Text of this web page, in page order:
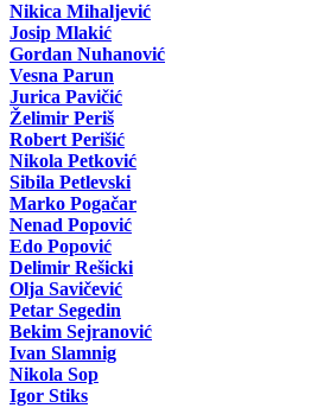
Nikica Mihaljević
Josip Mlakić
Gordan Nuhanović
Vesna Parun
Jurica Pavičić
Želimir Periš
Robert Perišić
Nikola Petković
Sibila Petlevski
Marko Pogačar
Nenad Popović
Edo Popović
Delimir Rešicki
Olja Savičević
Petar Segedin
Bekim Sejranović
Ivan Slamnig
Nikola Sop
Igor Stiks